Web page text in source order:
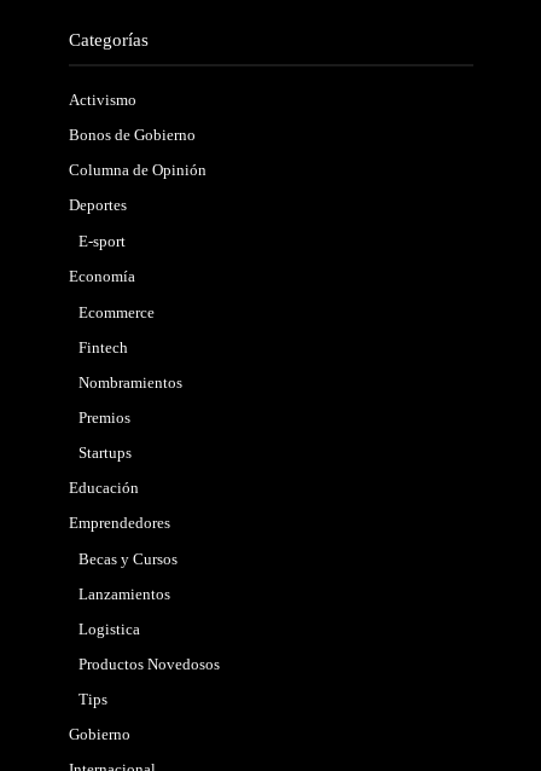
Categorías
Activismo
Bonos de Gobierno
Columna de Opinión
Deportes
E-sport
Economía
Ecommerce
Fintech
Nombramientos
Premios
Startups
Educación
Emprendedores
Becas y Cursos
Lanzamientos
Logistica
Productos Novedosos
Tips
Gobierno